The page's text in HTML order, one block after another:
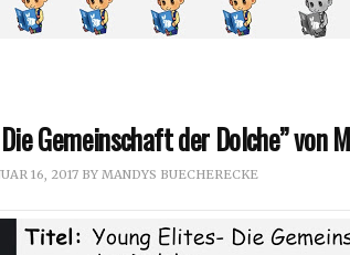
Gemeinschaft der Dolche” von
16, 2017BY MANDYS BUECHERECKE